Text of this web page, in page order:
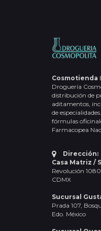
Cosmotienda
Droguería
distribución de
aditamentos,
de
fórmulas
Farmacopea
Dirección:
Casa Matriz /
Revolución
CDMX
Sucursal
Prada 107,
Edo. México